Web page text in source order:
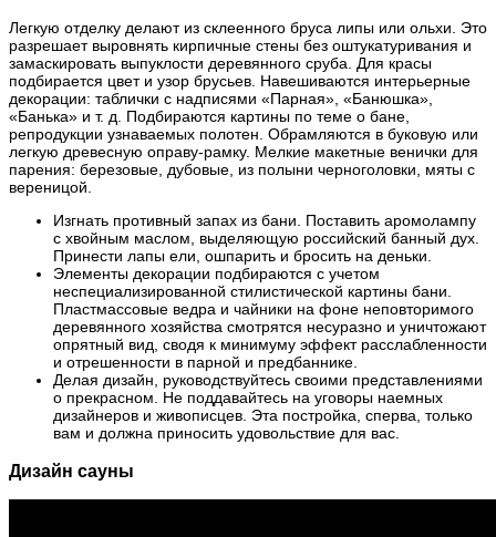
Легкую отделку делают из склеенного бруса липы или ольхи. Это
разрешает выровнять кирпичные стены без оштукатуривания и
замаскировать выпуклости деревянного сруба. Для красы
подбирается цвет и узор брусьев. Навешиваются интерьерные
декорации: таблички с надписями «Парная», «Банюшка»,
«Банька» и т. д. Подбираются картины по теме о бане,
репродукции узнаваемых полотен. Обрамляются в буковую или
легкую древесную оправу-рамку. Мелкие макетные венички для
парения: березовые, дубовые, из полыни черноголовки, мяты с
вереницой.
Изгнать противный запах из бани. Поставить аромолампу
с хвойным маслом, выделяющую российский банный дух.
Принести лапы ели, ошпарить и бросить на деньки.
Элементы декорации подбираются с учетом
неспециализированной стилистической картины бани.
Пластмассовые ведра и чайники на фоне неповторимого
деревянного хозяйства смотрятся несуразно и уничтожают
опрятный вид, сводя к минимуму эффект расслабленности
и отрешенности в парной и предбаннике.
Делая дизайн, руководствуйтесь своими представлениями
о прекрасном. Не поддавайтесь на уговоры наемных
дизайнеров и живописцев. Эта постройка, сперва, только
вам и должна приносить удовольствие для вас.
Дизайн сауны